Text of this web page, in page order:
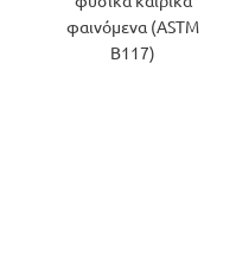
φαινόμενα (ASTM
B117)